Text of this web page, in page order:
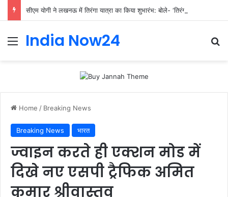
India Now24
Home / Breaking News
Breaking News भारत
ज्वाइन करते ही एक्शन मोड में
दिखे नए एसपी ट्रैफिक अमित
कुमार श्रीवास्तव